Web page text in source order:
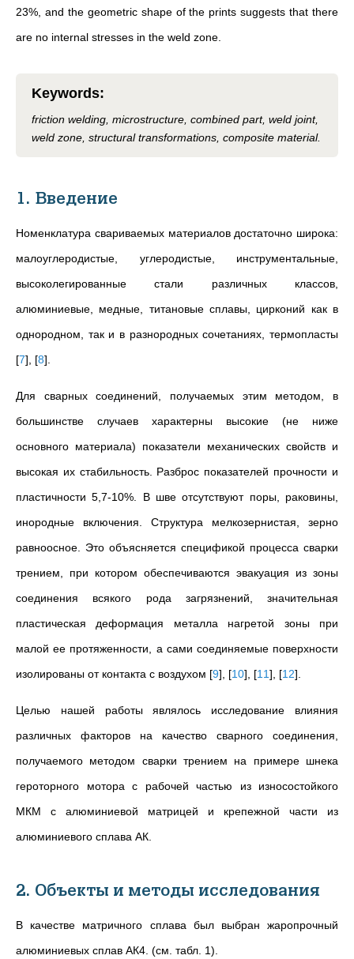
23%, and the geometric shape of the prints suggests that there
are no internal stresses in the weld zone.
Keywords:
friction welding, microstructure, combined part, weld joint,
weld zone, structural transformations, composite material.
1. Введение
Номенклатура свариваемых материалов достаточно широка:
малоуглеродистые, углеродистые, инструментальные,
высоколегированные стали различных классов,
алюминиевые, медные, титановые сплавы, цирконий как в
однородном, так и в разнородных сочетаниях, термопласты
[7] [8]
Для сварных соединений, получаемых этим методом, в
большинстве случаев характерны высокие (не ниже
основного материала) показатели механических свойств и
высокая их стабильность. Разброс показателей прочности и
пластичности 5,7-10%. В шве отсутствуют поры, раковины,
инородные включения. Структура мелкозернистая, зерно
равноосное. Это объясняется спецификой процесса сварки
трением, при котором обеспечиваются эвакуация из зоны
соединения всякого рода загрязнений, значительная
пластическая деформация металла нагретой зоны при
малой ее протяженности, а сами соединяемые поверхности
изолированы от контакта с воздухом [9] [10] [11] [12]
Целью нашей работы являлось исследование влияния
различных факторов на качество сварного соединения,
получаемого методом сварки трением на примере шнека
героторного мотора с рабочей частью из износостойкого
МКМ с алюминиевой матрицей и крепежной части из
алюминиевого сплава АК.
2. Объекты и методы исследования
В качестве матричного сплава был выбран жаропрочный
алюминиевых сплав АК4. (см. табл. 1).